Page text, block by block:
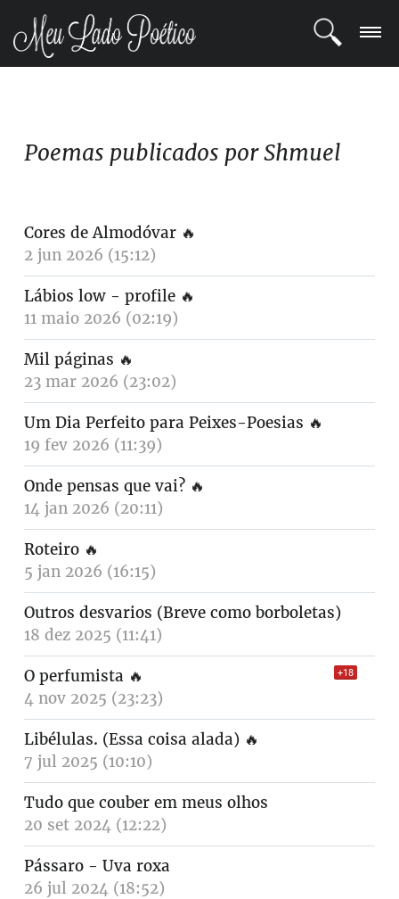
BLOG
COMUNIDADE
Poemas publicados por Shmuel
Cores de Almodóvar 🔥
2 jun 2026 (15:12)
Lábios low - profile 🔥
11 maio 2026 (02:19)
Mil páginas 🔥
23 mar 2026 (23:02)
Um Dia Perfeito para Peixes-Poesias 🔥
19 fev 2026 (11:39)
Onde pensas que vai? 🔥
14 jan 2026 (20:11)
Roteiro 🔥
5 jan 2026 (16:15)
Outros desvarios (Breve como borboletas)
18 dez 2025 (11:41)
O perfumista 🔥 +18
4 nov 2025 (23:23)
Libélulas. (Essa coisa alada) 🔥
7 jul 2025 (10:10)
Tudo que couber em meus olhos
20 set 2024 (12:22)
Pássaro - Uva roxa
26 jul 2024 (18:52)